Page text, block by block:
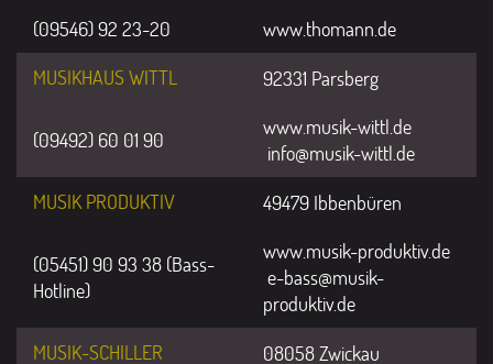
(09546) 92 23-20
www.thomann.de
MUSIKHAUS WITTL
92331 Parsberg
(09492) 60 01 90
www.musik-wittl.de
info@musik-wittl.de
MUSIK PRODUKTIV
49479 Ibbenbüren
(05451) 90 93 38 (Bass-
Hotline)
www.musik-produktiv.de
e-bass@musik-
produktiv.de
MUSIK-SCHILLER
08058 Zwickau